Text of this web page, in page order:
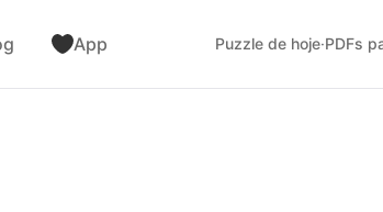
App Puzzle de hoje·PDFs